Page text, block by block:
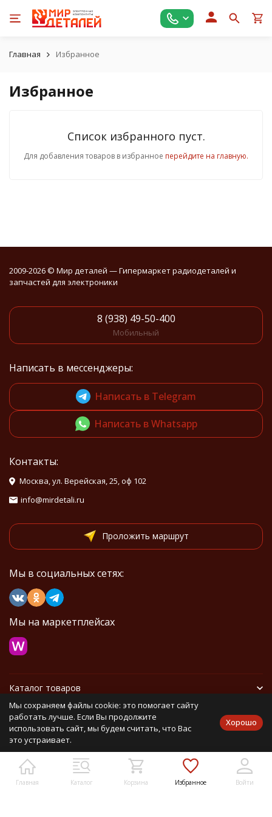
Главная Избранное
Избранное
Список избранного пуст.
Для добавления товаров в избранное перейдите на главную.
Главная Каталог Корзина Избранное Войти
2009-2026 © Мир деталей — Гипермаркет радиодеталей и
запчастей для электроники
8 (938) 49-50-400
Мобильный
Написать в мессенджеры:
Написать в Telegram
Написать в Whatsapp
Контакты:
Москва, ул. Верейская, 25, оф 102
info@mirdetali.ru
Проложить маршрут
Мы в социальных сетях:
Мы на маркетплейсах
Каталог товаров
Информация
Политика персональных данных Карта сайта
Мы сохраняем файлы cookie: это помогает сайту
работать лучше. Если Вы продолжите
использовать сайт, мы будем считать, что Вас
это устраивает.
Хорошо